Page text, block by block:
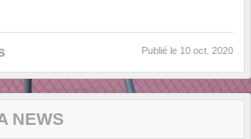
Publié le 10 oct. 2020
NEWS